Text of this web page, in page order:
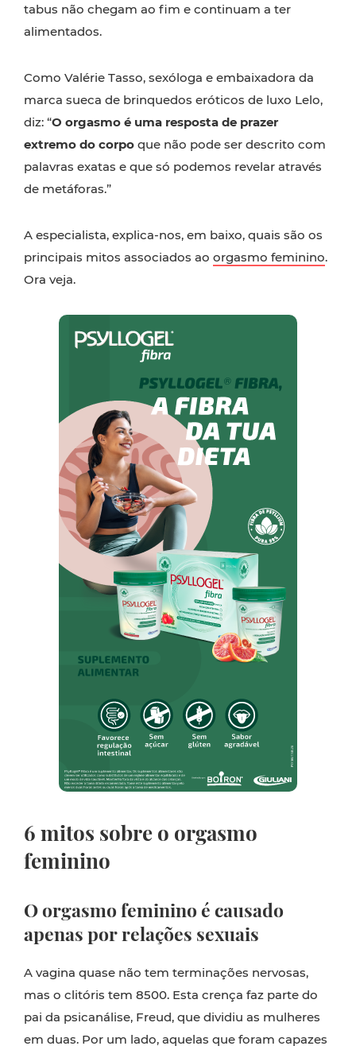
tabus não chegam ao fim e continuam a ter
alimentados.
Como Valérie Tasso, sexóloga e embaixadora da
marca sueca de brinquedos eróticos de luxo Lelo,
diz: “O orgasmo é uma resposta de prazer
extremo do corpo que não pode ser descrito com
palavras exatas e que só podemos revelar através
de metáforas.”
A especialista, explica-nos, em baixo, quais são os
principais mitos associados ao orgasmo feminino.
Ora veja.
6 mitos sobre o orgasmo
feminino
O orgasmo feminino é causado
apenas por relações sexuais
A vagina quase não tem terminações nervosas,
mas o clitóris tem 8500. Esta crença faz parte do
pai da psicanálise, Freud, que dividiu as mulheres
em duas. Por um lado, aquelas que foram capazes